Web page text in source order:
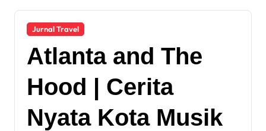
Jurnal Travel
Atlanta and The
Hood | Cerita
Nyata Kota Musik